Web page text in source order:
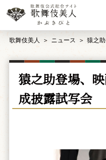
歌舞伎美人 ニュース 猿之
猿之助登場、
成披露試写会